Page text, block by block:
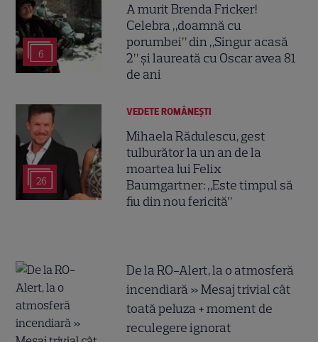
6
A murit Brenda Fricker!
Celebra „doamnă cu
porumbei” din „Singur acasă
2” și laureată cu Oscar avea 81
de ani
26
VEDETE ROMÂNEŞTI
Mihaela Rădulescu, gest
tulburător la un an de la
moartea lui Felix
Baumgartner: „Este timpul să
fiu din nou fericită”
De la RO-Alert, la o atmosferă
incendiară » Mesaj trivial cât
toată peluza + moment de
reculegere ignorat